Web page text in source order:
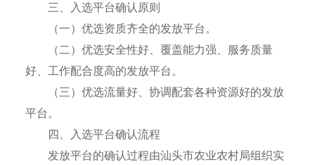
三、入选平台确认原则
（一）优选资质齐全的发放平台。
（二）优选安全性好、覆盖能力强、服务质量
好、工作配合度高的发放平台。
（三）优选流量好、协调配套各种资源好的发放
平台。
四、入选平台确认流程
发放平台的确认过程由汕头市农业农村局组织实